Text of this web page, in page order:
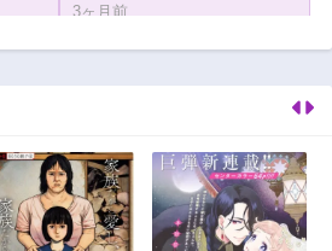
3ヶ月前
第60話
第56話
3ヶ月前
第54話